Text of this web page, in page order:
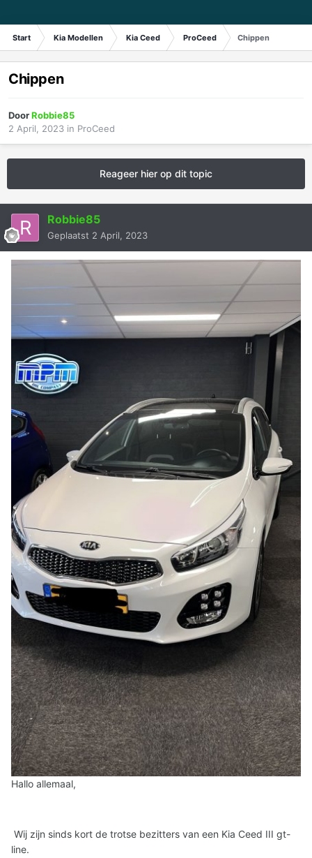
Start Kia Modellen Kia Ceed ProCeed Chippen
Chippen
DoorRobbie85
2 April, 2023 in ProCeed
Reageer hier op dit topic
Robbie85
Geplaatst 2 April, 2023
Hallo allemaal,
Wij zijn sinds kort de trotse bezitters van een Kia Ceed III gt-
line.